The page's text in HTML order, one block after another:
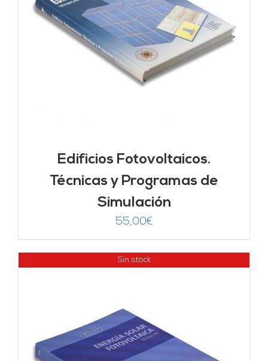
Edificios Fotovoltaicos.
Técnicas y Programas de
Simulación
55,00€
Sin stock